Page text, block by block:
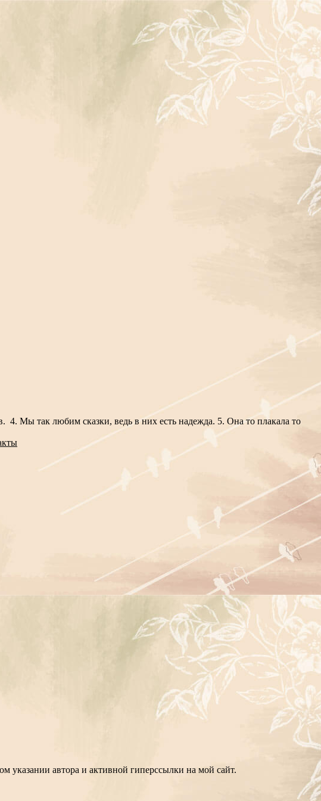
4. Мы так любим сказки, ведь в них есть надежда. 5. Она то плакала то
указании автора и активной гиперссылки на мой сайт.